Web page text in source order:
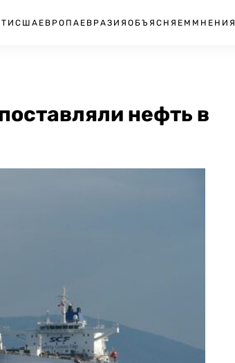
США ЕВРОПА ЕВРАЗИЯ ОБЪЯСНЯЕМ МНЕНИЯ
нефть в